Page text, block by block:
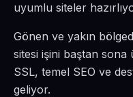
uyumlu siteler
Gönen ve yakın
sitesi işini baştan sona
SSL, temel SEO ve
geliyor.